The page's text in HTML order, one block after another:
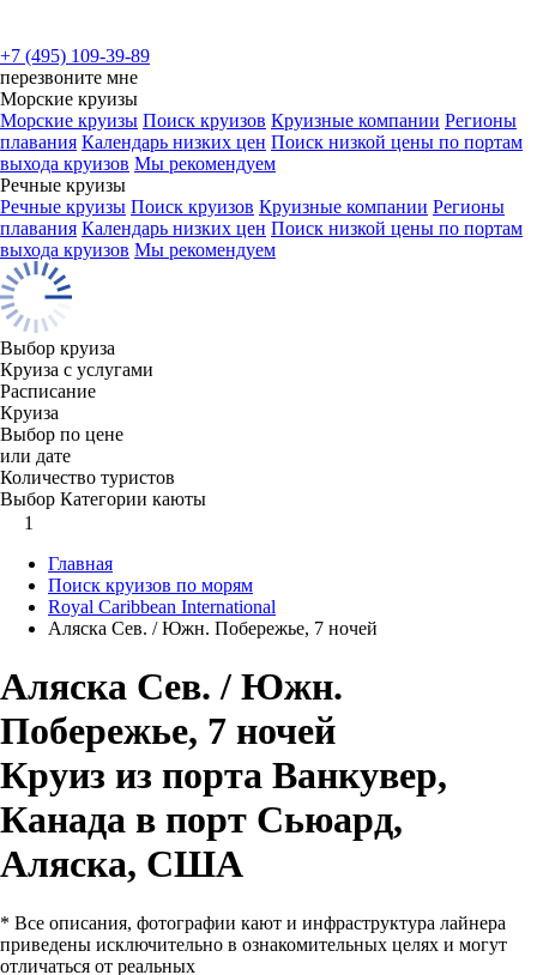
+7 (495) 109-39-89
перезвоните мне
Морские круизы
Морские круизы Поиск круизов Круизные компании Регионы
плавания Календарь низких цен Поиск низкой цены по портам
выхода круизов Мы рекомендуем
Речные круизы
Речные круизы Поиск круизов Круизные компании Регионы
плавания Календарь низких цен Поиск низкой цены по портам
выхода круизов Мы рекомендуем
Выбор круиза
Круиза с услугами
Расписание
Круиза
Выбор по цене
или дате
Количество туристов
Выбор Категории каюты
1
Главная
Поиск круизов по морям
Royal Caribbean International
Аляска Сев. / Южн. Побережье, 7 ночей
Аляска Сев. / Южн.
Побережье, 7 ночей
Круиз из порта Ванкувер,
Канада в порт Сьюард,
Аляска, США
* Все описания, фотографии кают и инфраструктура лайнера
приведены исключительно в ознакомительных целях и могут
отличаться от реальных